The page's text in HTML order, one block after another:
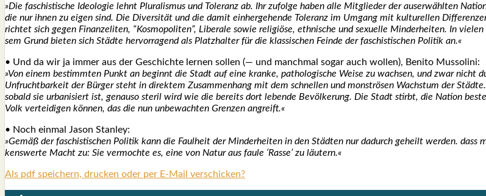
»Die faschis­ti­sche Ideo­lo­gie lehnt Plu­ra­lis­mus und Tole­ranz ab. Ihr zufol­ge haben alle Mit­glie­der der aus­er­wähl­ten
die nur ihnen zu eigen sind. Die Diver­si­tät und die damit ein­her­ge­hen­de Tole­ranz im Umgang mit kul­tu­rel­len
rich­tet sich gegen Finanz­eli­ten, “Kos­mo­po­li­ten”, Libe­ra­le sowie reli­giö­se, eth­ni­sche und sexu­el­le Min­der­hei­ten. In
sem Grund bie­ten sich Städ­te her­vor­ra­gend als Platz­hal­ter für die klas­si­schen Fein­de der faschis­ti­schen Poli­tik an.«
• Und da wir ja immer aus der Geschich­te ler­nen sol­len (— und manch­mal sogar auch wol­len), Beni­to Mus­so­li­ni:
»Von einem bestimm­ten Punkt an beginnt die Stadt auf eine kran­ke, patho­lo­gi­sche Wei­se zu wach­sen, und zwar nicht
Unfrucht­bar­keit der Bür­ger steht in direk­tem Zusam­men­hang mit dem schnel­len und mons­trö­sen Wachs­tum der
sobald sie urba­ni­siert ist, genau­so ste­ril wird wie die bereits dort leben­de Bevöl­ke­rung. Die Stadt stirbt, die Nati­on
Volk ver­tei­di­gen kön­nen, das die nun unbe­wach­ten Gren­zen angreift.«
• Noch ein­mal Jason Stan­ley:
»Gemäß der faschis­ti­schen Poli­tik kann die Faul­heit der Min­der­hei­ten in den Städ­ten nur dadurch geheilt wer­den.
kens­wer­te Macht zu: Sie ver­moch­te es, eine von Natur aus fau­le ‘Ras­se’ zu läu­tern.«
Als pdf speichern, drucken oder per E-Mail verschicken?